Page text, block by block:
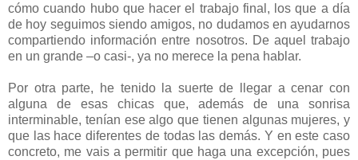
cómo cuando hubo que hacer el trabajo final, los que a día
de hoy seguimos siendo amigos, no dudamos en ayudarnos
compartiendo información entre nosotros. De aquel trabajo
en un grande –o casi-, ya no merece la pena hablar.
Por otra parte, he tenido la suerte de llegar a cenar con
alguna de esas chicas que, además de una sonrisa
interminable, tenían ese algo que tienen algunas mujeres, y
que las hace diferentes de todas las demás. Y en este caso
concreto, me vais a permitir que haga una excepción, pues